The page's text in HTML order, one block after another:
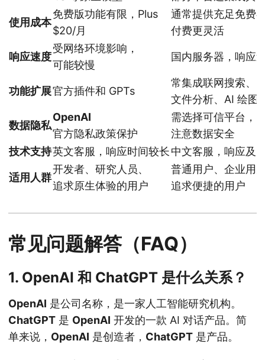
使用成本
免费版功能有限，Plus
$20/月
通常提供充足免费
付费更灵活
响应速度
受网络环境影响，
可能较慢
国内服务器，响应
功能扩展官方插件和 GPTs
常集成联网搜索、
文件分析、AI 绘图
数据隐私
OpenAI
官方隐私政策保护
需选择可信平台，
注意数据安全
技术支持英文客服，响应时间较长中文客服，响应及
适用人群
开发者、研究人员、
追求原生体验的用户
普通用户、企业用
追求便捷的用户
常见问题解答（FAQ）
1. OpenAI 和 ChatGPT 是什么关系？
OpenAI 是公司名称，是一家人工智能研究机构。
ChatGPT 是 OpenAI 开发的一款 AI 对话产品。简
单来说， OpenAI 是创造者， ChatGPT 是产品。